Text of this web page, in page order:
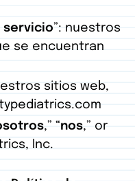
servicio”: nuestros
se encuentran
sitios web,
,” “nos,” or
Inc.